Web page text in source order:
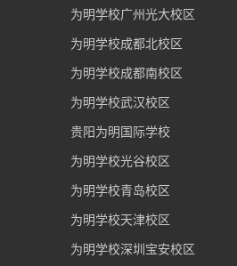
为明学校广州光大校区
为明学校成都北校区
为明学校成都南校区
为明学校武汉校区
贵阳为明国际学校
为明学校光谷校区
为明学校青岛校区
为明学校天津校区
为明学校深圳宝安校区